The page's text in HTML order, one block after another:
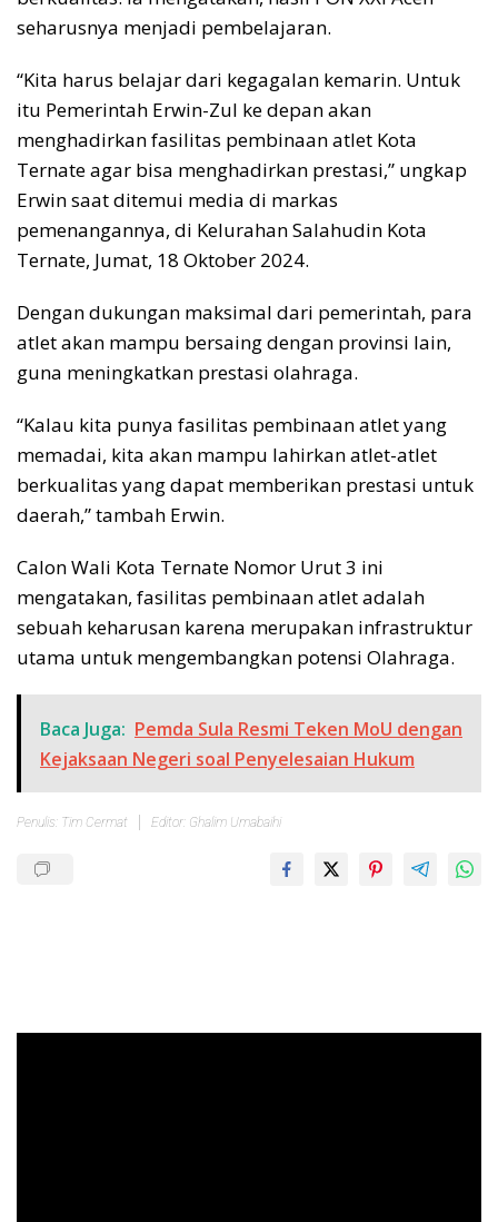
seharusnya menjadi pembelajaran.
“Kita harus belajar dari kegagalan kemarin. Untuk
itu Pemerintah Erwin-Zul ke depan akan
menghadirkan fasilitas pembinaan atlet Kota
Ternate agar bisa menghadirkan prestasi,” ungkap
Erwin saat ditemui media di markas
pemenangannya, di Kelurahan Salahudin Kota
Ternate, Jumat, 18 Oktober 2024.
Dengan dukungan maksimal dari pemerintah, para
atlet akan mampu bersaing dengan provinsi lain,
guna meningkatkan prestasi olahraga.
“Kalau kita punya fasilitas pembinaan atlet yang
memadai, kita akan mampu lahirkan atlet-atlet
berkualitas yang dapat memberikan prestasi untuk
daerah,” tambah Erwin.
Calon Wali Kota Ternate Nomor Urut 3 ini
mengatakan, fasilitas pembinaan atlet adalah
sebuah keharusan karena merupakan infrastruktur
utama untuk mengembangkan potensi Olahraga.
Baca Juga: Pemda Sula Resmi Teken MoU dengan
Kejaksaan Negeri soal Penyelesaian Hukum
Penulis: Tim Cermat Editor: Ghalim Umabaihi